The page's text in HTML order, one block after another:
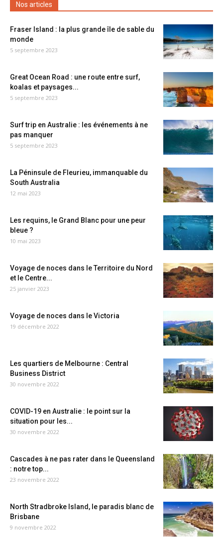
Nos articles
Fraser Island : la plus grande île de sable du
monde
5 septembre 2023
Great Ocean Road : une route entre surf,
koalas et paysages...
5 septembre 2023
Surf trip en Australie : les événements à ne
pas manquer
5 septembre 2023
La Péninsule de Fleurieu, immanquable du
South Australia
12 mai 2023
Les requins, le Grand Blanc pour une peur
bleue ?
10 mai 2023
Voyage de noces dans le Territoire du Nord
et le Centre...
25 janvier 2023
Voyage de noces dans le Victoria
19 décembre 2022
Les quartiers de Melbourne : Central
Business District
30 novembre 2022
COVID-19 en Australie : le point sur la
situation pour les...
30 novembre 2022
Cascades à ne pas rater dans le Queensland
: notre top...
23 novembre 2022
North Stradbroke Island, le paradis blanc de
Brisbane
9 novembre 2022